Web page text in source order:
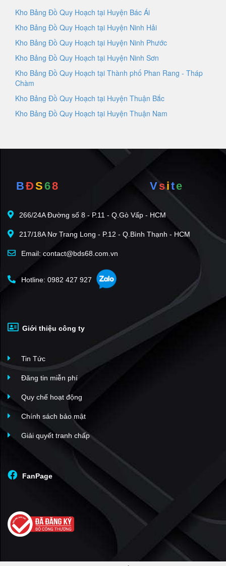
Kho Bảng Đồ Quy Hoạch tại Huyện Bác Ái
Kho Bảng Đồ Quy Hoạch tại Huyện Ninh Hải
Kho Bảng Đồ Quy Hoạch tại Huyện Ninh Phước
Kho Bảng Đồ Quy Hoạch tại Huyện Ninh Sơn
Kho Bảng Đồ Quy Hoạch tại Thành phố Phan Rang - Tháp
Chàm
Kho Bảng Đồ Quy Hoạch tại Huyện Thuận Bắc
Kho Bảng Đồ Quy Hoạch tại Huyện Thuận Nam
BĐS68 Vsite
266/24A Đường số 8 - P.11 - Q.Gò Vấp - HCM
217/18A Nơ Trang Long - P.12 - Q.Bình Thạnh - HCM
Email: contact@bds68.com.vn
Hotline: 0982 427 927
Giới thiệu công ty
Tin Tức
Đăng tin miễn phí
Quy chế hoạt động
Chính sách bảo mật
Giải quyết tranh chấp
FanPage